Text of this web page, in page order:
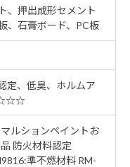
、押出成形セメント
、石膏ボード、PC板
定、低臭、ホルムア
ルションペイントお
防火材料認定
準不燃材料 RM-